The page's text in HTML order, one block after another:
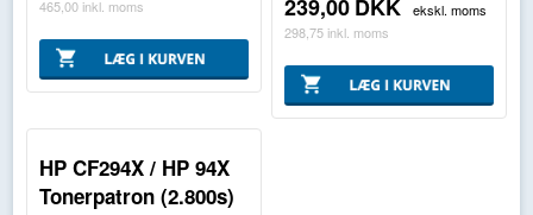
465,00 inkl. moms 239,00DKK
ekskl. moms
298,75 inkl. moms
HP CF294X / HP 94X
Tonerpatron (2.800s)